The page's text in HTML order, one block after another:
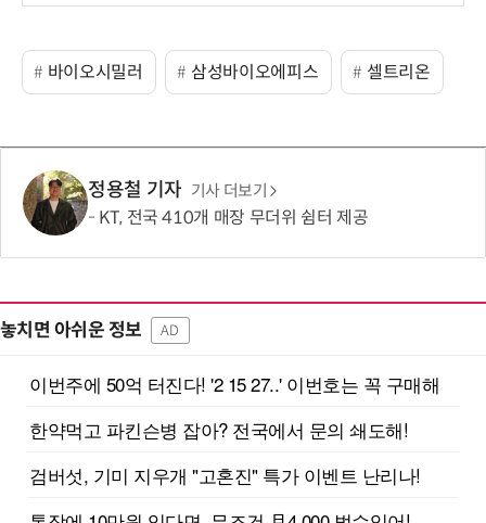
바이오시밀러 삼성바이오에피스 셀트리온
정용철 기자 기사 더보기
KT, 전국 410개 매장 무더위 쉼터 제공
놓치면 아쉬운 정보 AD